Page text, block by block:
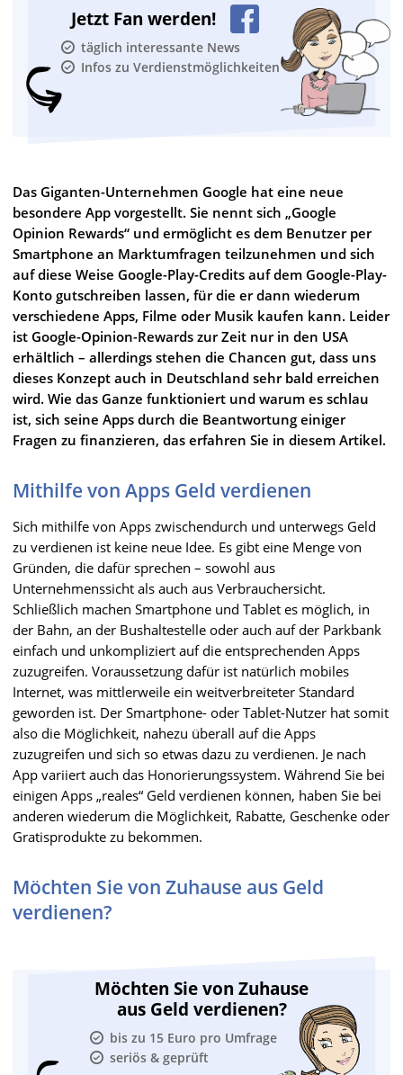
Jetzt Fan werden!
täglich interessante News
Infos zu Verdienstmöglichkeiten
Das Giganten-Unternehmen Google hat eine neue
besondere App vorgestellt. Sie nennt sich „Google
Opinion Rewards“ und ermöglicht es dem Benutzer per
Smartphone an Marktumfragen teilzunehmen und sich
auf diese Weise Google-Play-Credits auf dem Google-Play-
Konto gutschreiben lassen, für die er dann wiederum
verschiedene Apps, Filme oder Musik kaufen kann. Leider
ist Google-Opinion-Rewards zur Zeit nur in den USA
erhältlich – allerdings stehen die Chancen gut, dass uns
dieses Konzept auch in Deutschland sehr bald erreichen
wird. Wie das Ganze funktioniert und warum es schlau
ist, sich seine Apps durch die Beantwortung einiger
Fragen zu finanzieren, das erfahren Sie in diesem Artikel.
Mithilfe von Apps Geld verdienen
Sich mithilfe von Apps zwischendurch und unterwegs Geld
zu verdienen ist keine neue Idee. Es gibt eine Menge von
Gründen, die dafür sprechen – sowohl aus
Unternehmenssicht als auch aus Verbrauchersicht.
Schließlich machen Smartphone und Tablet es möglich, in
der Bahn, an der Bushaltestelle oder auch auf der Parkbank
einfach und unkompliziert auf die entsprechenden Apps
zuzugreifen. Voraussetzung dafür ist natürlich mobiles
Internet, was mittlerweile ein weitverbreiteter Standard
geworden ist. Der Smartphone- oder Tablet-Nutzer hat somit
also die Möglichkeit, nahezu überall auf die Apps
zuzugreifen und sich so etwas dazu zu verdienen. Je nach
App variiert auch das Honorierungssystem. Während Sie bei
einigen Apps „reales“ Geld verdienen können, haben Sie bei
anderen wiederum die Möglichkeit, Rabatte, Geschenke oder
Gratisprodukte zu bekommen.
Möchten Sie von Zuhause aus Geld
verdienen?
Möchten Sie von Zuhause
aus Geld verdienen?
bis zu 15 Euro pro Umfrage
seriös & geprüft